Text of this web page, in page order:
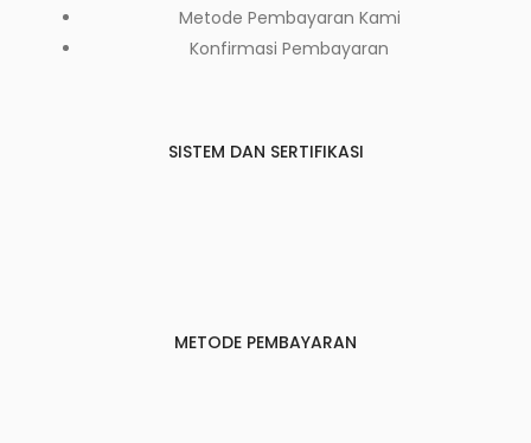
Metode Pembayaran Kami
Konfirmasi Pembayaran
SISTEM DAN SERTIFIKASI
METODE PEMBAYARAN